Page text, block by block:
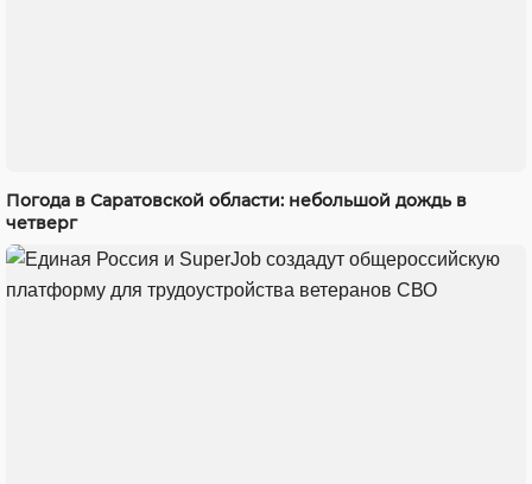
Погода в Саратовской области: небольшой дождь в
четверг